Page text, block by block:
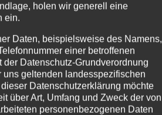
holen wir generell eine
ein.
Daten, beispielsweise des Namens,
einer betroffenen
Datenschutz-Grundverordnung
geltenden landesspezifischen
Datenschutzerklärung möchte
über Art, Umfang und Zweck der von
personenbezogenen Daten